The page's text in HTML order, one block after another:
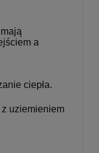
a
ciepła.
uziemieniem